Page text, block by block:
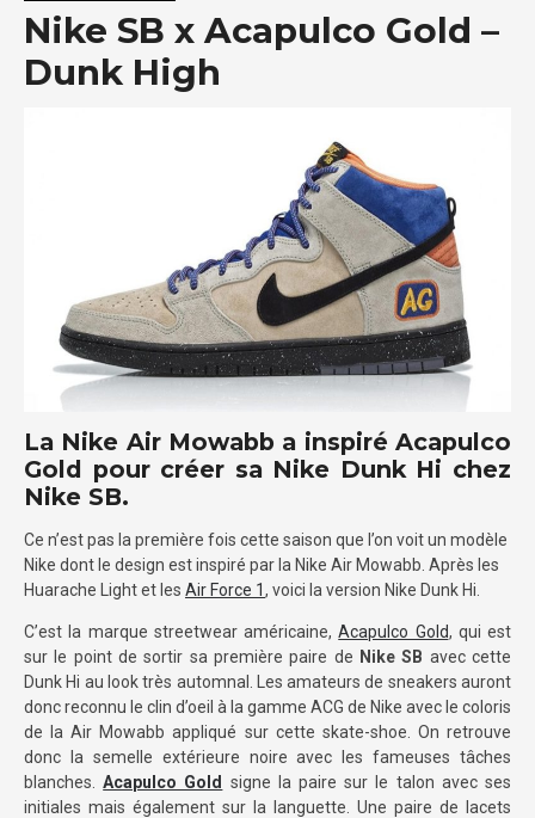
Nike SB x Acapulco Gold –
Dunk High
La Nike Air Mowabb a inspiré Acapulco
Gold pour créer sa Nike Dunk Hi chez
Nike SB.
Ce n’est pas la première fois cette saison que l’on voit un modèle
Nike dont le design est inspiré par la Nike Air Mowabb. Après les
Huarache Light et les Air Force 1, voici la version Nike Dunk Hi.
C’est la marque streetwear américaine,Acapulco Gold, qui est
sur le point de sortir sa première paire de Nike SB avec cette
Dunk Hi au look très automnal. Les amateurs de sneakers auront
donc reconnu le clin d’oeil à la gamme ACG de Nike avec le coloris
de la Air Mowabb appliqué sur cette skate-shoe. On retrouve
donc la semelle extérieure noire avec les fameuses tâches
blanches.Acapulco Gold
signe la paire sur le talon avec ses
initiales mais également sur la languette. Une paire de lacets